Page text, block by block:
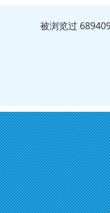
被浏览过